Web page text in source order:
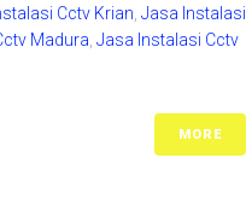
Cctv Krian Jasa Instalasi
Madura Jasa Instalasi Cctv
MORE